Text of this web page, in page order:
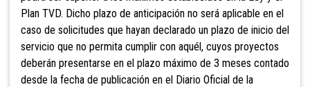
Plan TVD. Dicho plazo de anticipación no será aplicable en el
caso de solicitudes que hayan declarado un plazo de inicio del
servicio que no permita cumplir con aquél, cuyos proyectos
deberán presentarse en el plazo máximo de 3 meses contado
desde la fecha de publicación en el Diario Oficial de la